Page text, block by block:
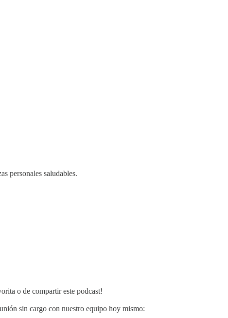
personales saludables.
o de compartir este podcast!
sin cargo con nuestro equipo hoy mismo: